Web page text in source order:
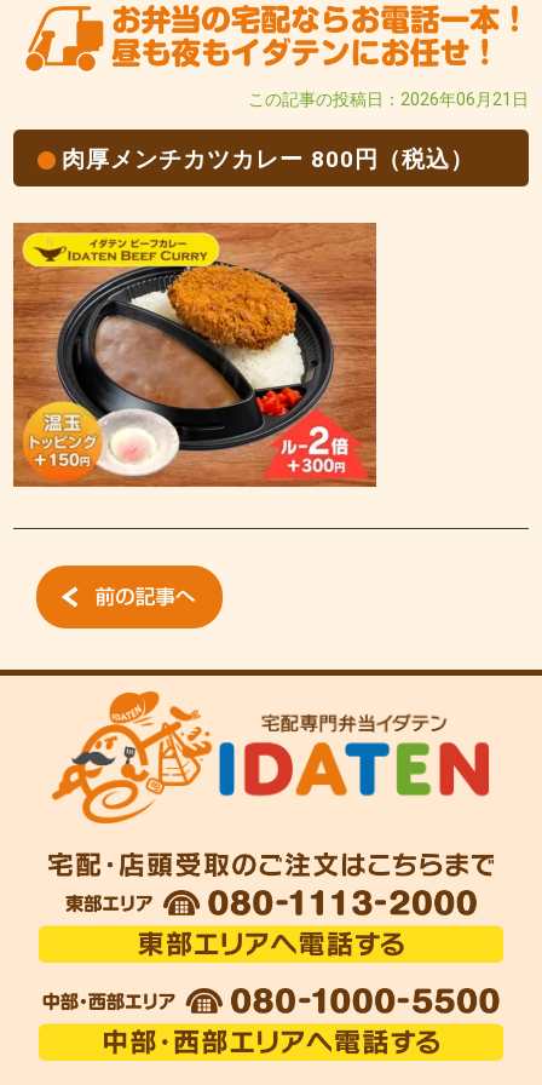
この記事の投稿日：2026年06月21日
肉厚メンチカツカレー 800円（税込）